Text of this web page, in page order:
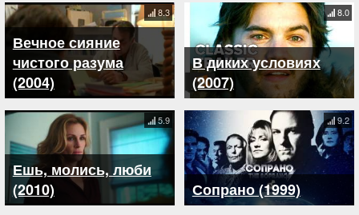
Вечное сияние
чистого разума
(2004)
8.3
В диких условиях
(2007)
8.0
Ешь, молись, люби
(2010)
5.9
Сопрано (1999)
9.2